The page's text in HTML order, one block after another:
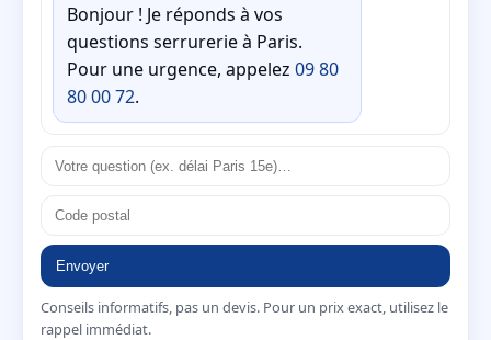
Bonjour ! Je réponds à vos
questions serrurerie à Paris.
Pour une urgence, appelez 09 80
80 00 72.
Envoyer
Conseils informatifs, pas un devis. Pour un prix exact, utilisez le
rappel immédiat.